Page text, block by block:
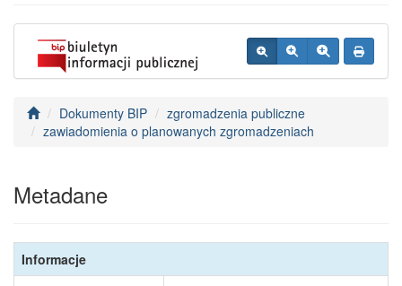
Dokumenty BIP
zgromadzenia publiczne
zawiadomienia o planowanych zgromadzeniach
Metadane
Informacje